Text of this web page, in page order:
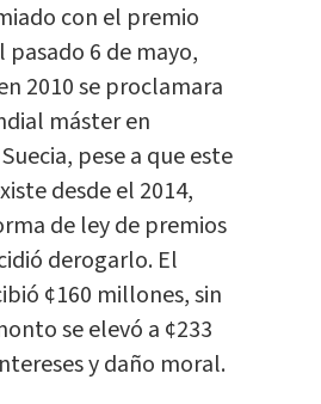
con el premio
6 de mayo,
2010 se proclamara
máster en
pese a que este
desde el 2014,
de ley de premios
derogarlo. El
¢160 millones, sin
se elevó a ¢233
y daño moral.